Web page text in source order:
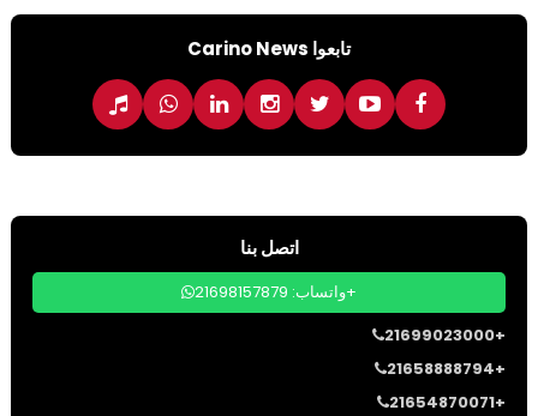
تابعوا Carino News
اتصل بنا
واتساب: 21698157879+
21699023000+
21658888794+
21654870071+